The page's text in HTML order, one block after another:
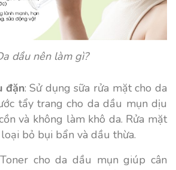
dầu nên làm gì?
đặn: Sử dụng sữa rửa mặt cho da
tẩy trang cho da dầu mụn dịu
và không làm khô da. Rửa mặt
bỏ bụi bẩn và dầu thừa.
cho da dầu mụn giúp cân